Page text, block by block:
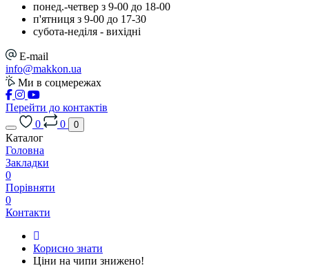
понед.-четвер з 9-00 до 18-00
п'ятниця з 9-00 до 17-30
cубота-неділя - вихідні
E-mail
info@makkon.ua
Ми в соцмережах
Перейти до контактів
0
0 0
Каталог
Головна
Закладки
0
Порівняти
0
Контакти
Корисно знати
Ціни на чипи знижено!